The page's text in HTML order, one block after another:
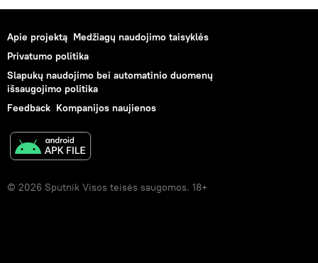
Apie projektą Medžiagų naudojimo taisyklės
Privatumo politika
Slapukų naudojimo bei automatinio duomenų
išsaugojimo politika
Feedback Kompanijos naujienos
© 2026 Sputnik Visos teisės saugomos. 18+